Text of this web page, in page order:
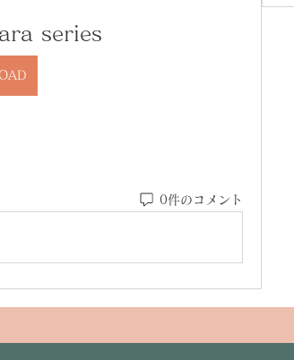
series
0件のコメント